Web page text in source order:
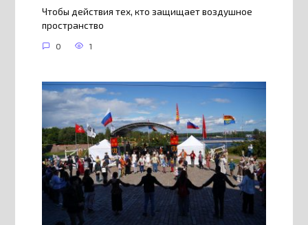
Чтобы действия тех, кто защищает воздушное
пространство
0 1